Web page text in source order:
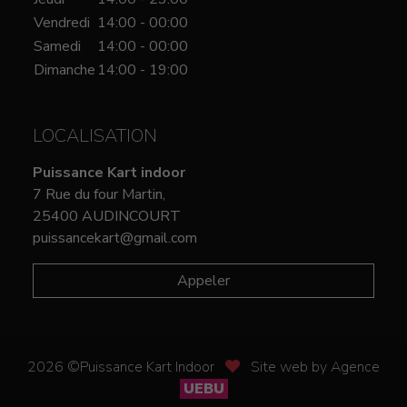
Vendredi 14:00 - 00:00
Samedi
14:00 - 00:00
Dimanche 14:00 - 19:00
LOCALISATION
Puissance Kart indoor
7 Rue du four Martin,
25400 AUDINCOURT
puissancekart@gmail.com
Appeler
2026 ©Puissance Kart Indoor
Site web by Agence
UEBU